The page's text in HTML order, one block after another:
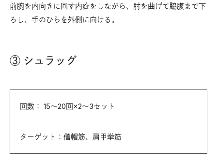
前腕を内向きに回す内旋をしながら、肘を曲げて脇腹まで下
ろし、手のひらを外側に向ける。
③ シュラッグ
回数： 15～20回×2～3セット
ターゲット：僧帽筋、肩甲挙筋